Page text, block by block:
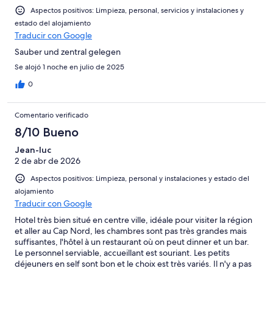
Aspectos positivos: Limpieza, personal, servicios y instalaciones y
estado del alojamiento
Traducir con Google
Sauber und zentral gelegen
Se alojó 1 noche en julio de 2025
0
Comentario verificado
8/10 Bueno
Jean-luc
2 de abr de 2026
Aspectos positivos: Limpieza, personal y instalaciones y estado del
alojamiento
Traducir con Google
Hotel très bien situé en centre ville, idéale pour visiter la région
et aller au Cap Nord, les chambres sont pas très grandes mais
suffisantes, l'hôtel à un restaurant où on peut dinner et un bar.
Le personnel serviable, accueillant est souriant. Les petits
déjeuners en self sont bon et le choix est très variés. Il n'y a pas